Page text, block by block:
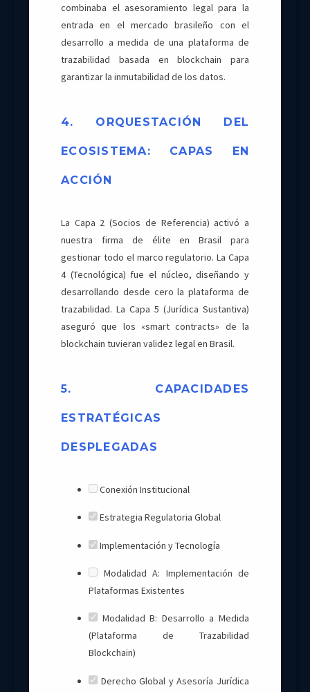
combinaba el asesoramiento legal para la
entrada en el mercado brasileño con el
desarrollo a medida de una plataforma de
trazabilidad basada en blockchain para
garantizar la inmutabilidad de los datos.
4. ORQUESTACIÓN DEL
ECOSISTEMA: CAPAS EN
ACCIÓN
La Capa 2 (Socios de Referencia) activó a
nuestra firma de élite en Brasil para
gestionar todo el marco regulatorio. La Capa
4 (Tecnológica) fue el núcleo, diseñando y
desarrollando desde cero la plataforma de
trazabilidad. La Capa 5 (Jurídica Sustantiva)
aseguró que los «smart contracts» de la
blockchain tuvieran validez legal en Brasil.
5. CAPACIDADES
ESTRATÉGICAS
DESPLEGADAS
Conexión Institucional
Estrategia Regulatoria Global
Implementación y Tecnología
Modalidad A: Implementación de
Plataformas Existentes
Modalidad B: Desarrollo a Medida
(Plataforma de Trazabilidad
Blockchain)
Derecho Global y Asesoría Jurídica